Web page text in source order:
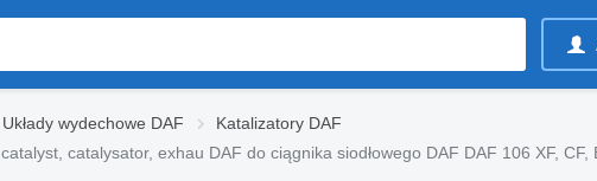
Układy wydechowe DAF
Katalizatory DAF
catalysator, exhau DAF do ciągnika siodłowego DAF DAF 106